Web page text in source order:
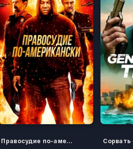
Правосудие по-американски